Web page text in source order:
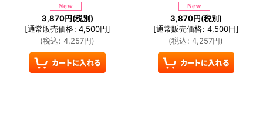
3,870円(税別)
[通常販売価格: 4,500円]
(税込: 4,257円)
3,870円(税別)
[通常販売価格: 4,500円]
(税込: 4,257円)